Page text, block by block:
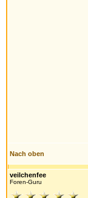
Nach oben
veilchenfee
Foren-Guru